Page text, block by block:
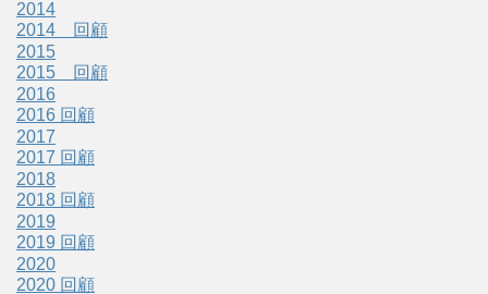
2014
2014 回顧
2015
2015 回顧
2016
2016 回顧
2017
2017 回顧
2018
2018 回顧
2019
2019 回顧
2020
2020 回顧